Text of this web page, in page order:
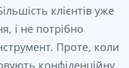
клієнтів уже
і не потрібно
Проте, коли
конфіденційну